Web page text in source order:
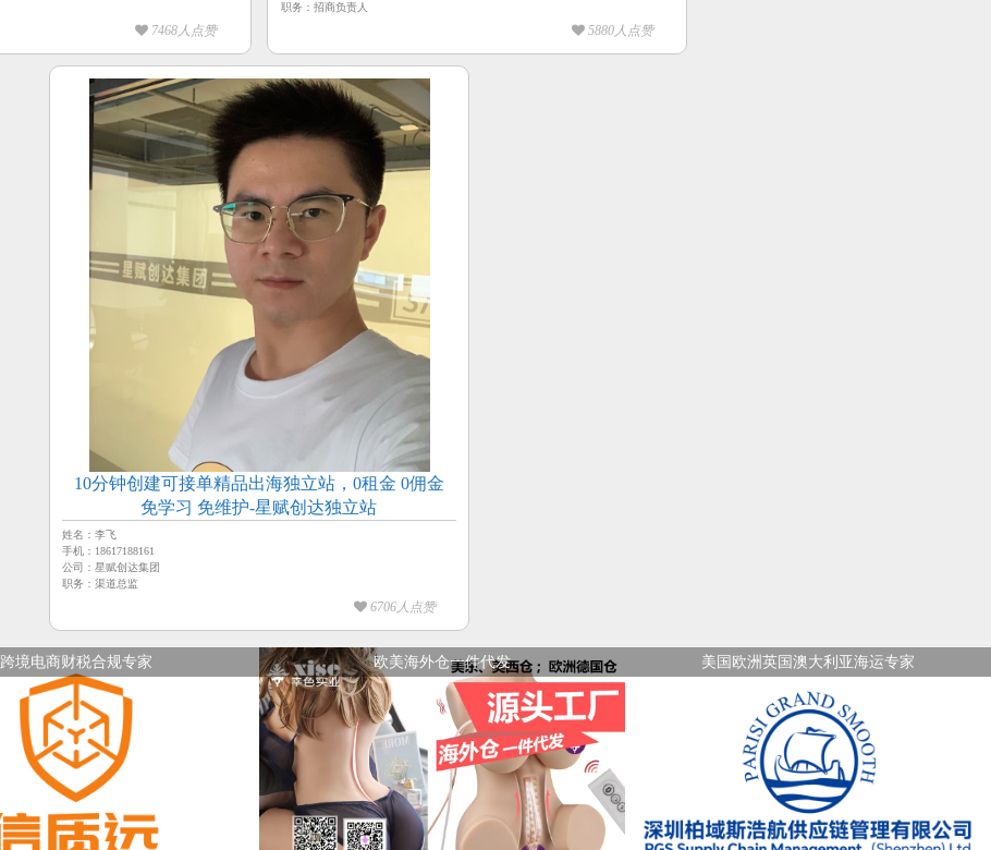
7468人点赞
职务：招商负责人
5880人点赞
10分钟创建可接单精品出海独立站，0租金 0佣金
免学习 免维护-星赋创达独立站
姓名：李飞
手机：18617188161
公司：星赋创达集团
职务：渠道总监
6706人点赞
跨境电商财税合规专家 欧美海外仓一件代发 美国欧洲英国澳大利亚海运专家